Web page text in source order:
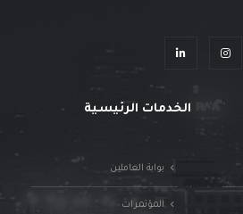
الخدمات الرئيسية
بوابة العاملين
المؤتمرات